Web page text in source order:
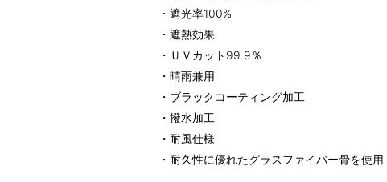
・遮光率100%
・遮熱効果
・ＵＶカット99.9％
・晴雨兼用
・ブラックコーティング加工
・撥水加工
・耐風仕様
・耐久性に優れたグラスファイバー骨を使用